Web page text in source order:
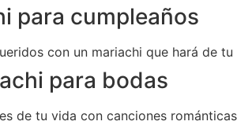
para cumpleaños
con un mariachi que hará de
para bodas
de tu vida con canciones